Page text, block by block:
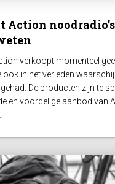
Action
verkoopt momenteel
ook in het verleden
De producten zijn te
en voordelige aanbod van